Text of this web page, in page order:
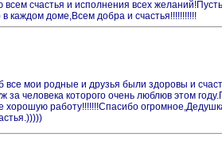
счастья и исполнения всех
каждом доме,Всем добра и счастья!!!!!!!!!!!
все мои родные и друзья были здоровы и
за человека которого очень люблюв этом
хорошую работу!!!!!!!Спасибо